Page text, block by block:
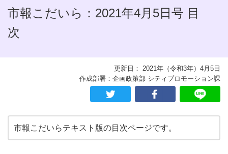
市報こだいら：2021年4月5日号 目
次
更新日： 2021年（令和3年）4月5日
作成部署：企画政策部 シティプロモーション課
市報こだいらテキスト版の目次ページです。